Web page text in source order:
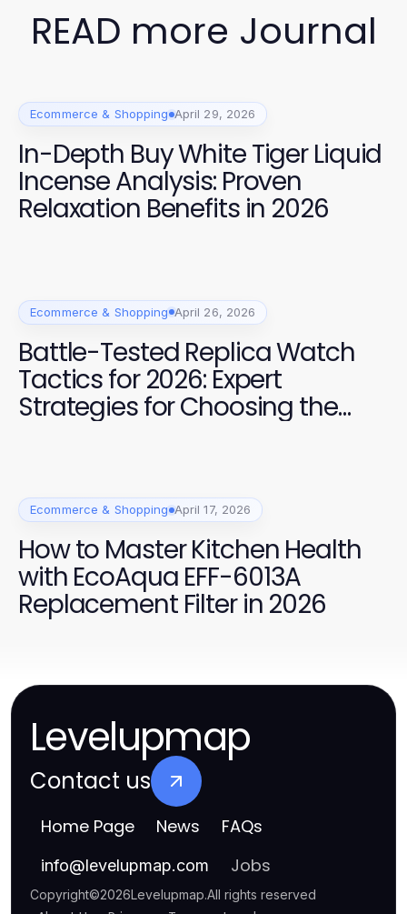
READ more Journal
Ecommerce & Shopping April 29, 2026
In-Depth Buy White Tiger Liquid
Incense Analysis: Proven
Relaxation Benefits in 2026
Ecommerce & Shopping April 26, 2026
Battle-Tested Replica Watch
Tactics for 2026: Expert
Strategies for Choosing the
Ecommerce & Shopping April 17, 2026
How to Master Kitchen Health
with EcoAqua EFF-6013A
Replacement Filter in 2026
Levelupmap
Contact us
Home Page News FAQs
info@levelupmap.com Jobs
Copyright©2026Levelupmap.All rights reserved